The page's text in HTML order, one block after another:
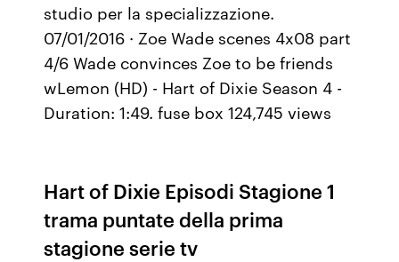
studio per la specializzazione.
07/01/2016 · Zoe Wade scenes 4x08 part
4/6 Wade convinces Zoe to be friends
wLemon (HD) - Hart of Dixie Season 4 -
Duration: 1:49. fuse box 124,745 views
Hart of Dixie Episodi Stagione 1
trama puntate della prima
stagione serie tv